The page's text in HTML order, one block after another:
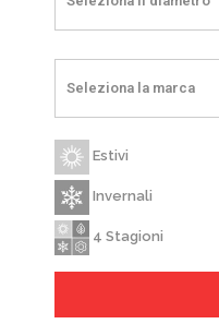
Seleziona la marca
Estivi
Invernali
4 Stagioni